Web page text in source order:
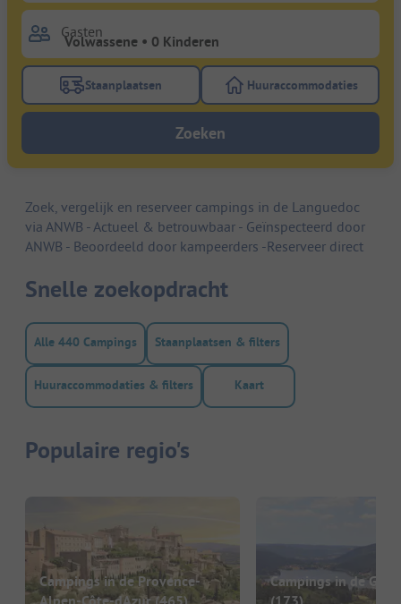
Gasten
Gebruik de filterknop staanplaatsen om te zoeken
Staanplaatsen Gebruik de
Huuraccommodaties
Zoeken
Zoek, vergelijk en reserveer campings in de Languedoc
via ANWB - Actueel & betrouwbaar - Geïnspecteerd door
ANWB - Beoordeeld door kampeerders -Reserveer direct
Snelle zoekopdracht
Alle 440 Campings Staanplaatsen & filters
Huuraccommodaties & filters Kaart
Populaire regio's
Campings in de Provence-
Campings in de